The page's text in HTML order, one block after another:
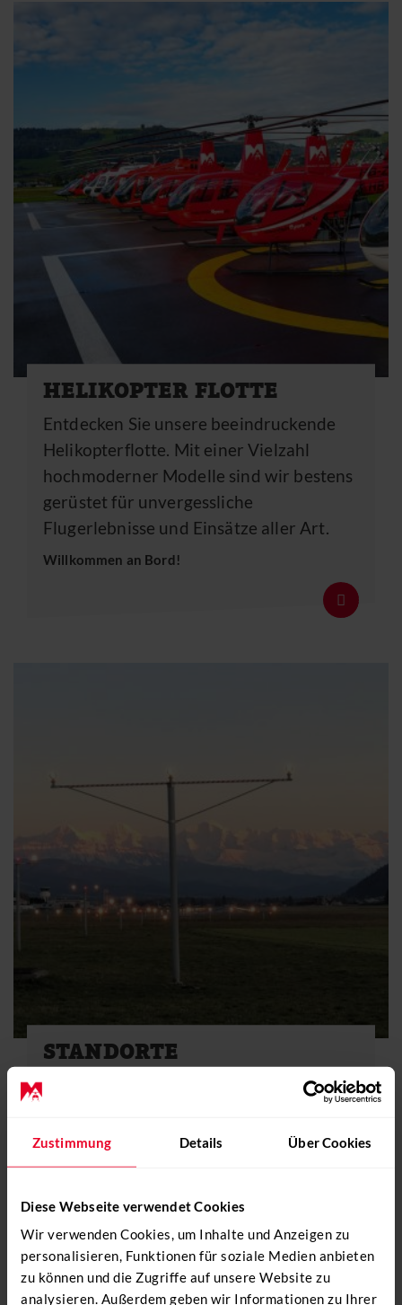
Zustimmung Details Über Cookies
Diese Webseite verwendet Cookies
Wir verwenden Cookies, um Inhalte und Anzeigen zu
personalisieren, Funktionen für soziale Medien anbieten
zu können und die Zugriffe auf unsere Website zu
analysieren. Außerdem geben wir Informationen zu Ihrer
HELIKOPTER FLOTTE
Entdecken Sie unsere beeindruckende
Helikopterflotte. Mit einer Vielzahl
hochmoderner Modelle sind wir bestens
gerüstet für unvergessliche
Flugerlebnisse und Einsätze aller Art.
Willkommen an Bord!
Details
STANDORTE
Erreichen…